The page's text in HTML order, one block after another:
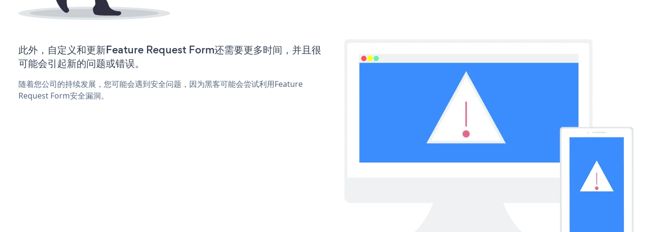
此外，自定义和更新Feature Request Form还需要更多时间，并且很
可能会引起新的问题或错误。
随着您公司的持续发展，您可能会遇到安全问题，因为黑客可能会尝试利用Feature
Request Form安全漏洞。